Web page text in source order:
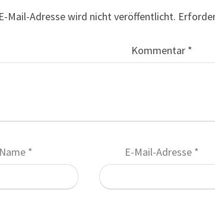
Mail-Adresse wird nicht veröffentlicht.
Kommentar *
Name * E-Mail-Adresse *